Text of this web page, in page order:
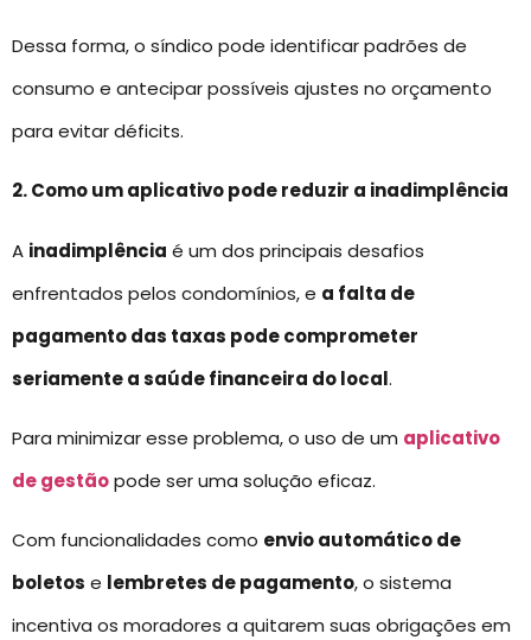
Dessa forma, o síndico pode identificar padrões de
consumo e antecipar possíveis ajustes no orçamento
para evitar déficits.
2. Como um aplicativo pode reduzir a inadimplência
A inadimplência é um dos principais desafios
enfrentados pelos condomínios, e a falta de
pagamento das taxas pode comprometer
seriamente a saúde financeira do local.
Para minimizar esse problema, o uso de um aplicativo
de gestãopode ser uma solução eficaz.
Com funcionalidades como envio automático de
boletos e lembretes de pagamento, o sistema
incentiva os moradores a quitarem suas obrigações em